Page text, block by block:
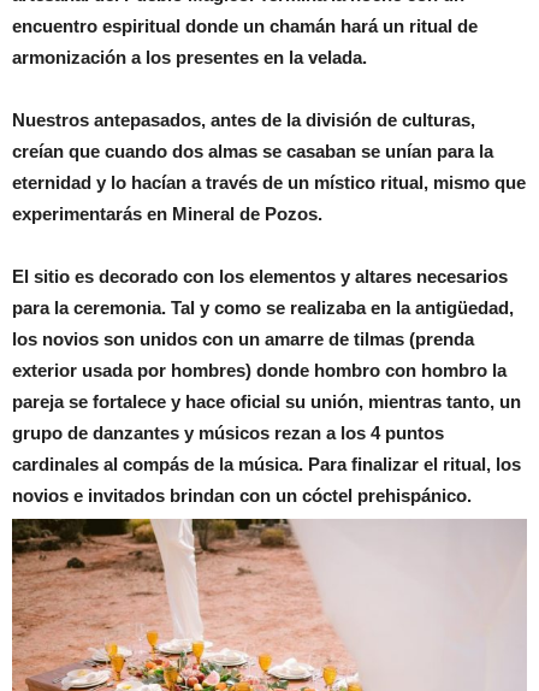
encuentro espiritual donde un chamán hará un ritual de
armonización a los presentes en la velada.
Nuestros antepasados, antes de la división de culturas,
creían que cuando dos almas se casaban se unían para la
eternidad y lo hacían a través de un místico ritual, mismo que
experimentarás en Mineral de Pozos.
El sitio es decorado con los elementos y altares necesarios
para la ceremonia. Tal y como se realizaba en la antigüedad,
los novios son unidos con un amarre de tilmas (prenda
exterior usada por hombres) donde hombro con hombro la
pareja se fortalece y hace oficial su unión, mientras tanto, un
grupo de danzantes y músicos rezan a los 4 puntos
cardinales al compás de la música. Para finalizar el ritual, los
novios e invitados brindan con un cóctel prehispánico.